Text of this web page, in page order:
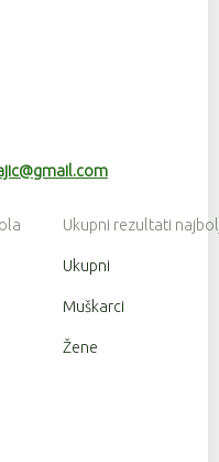
Ukupni rezultati
Ukupni
Muškarci
Žene